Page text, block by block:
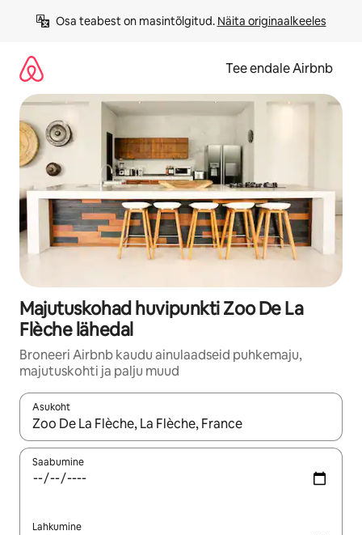
Osa teabest on masintõlgitud. Näita originaalkeeles
Tee endale Airbnb
Majutuskohad huvipunkti Zoo De La
Flèche lähedal
Broneeri Airbnb kaudu ainulaadseid puhkemaju,
majutuskohti ja palju muud
Asukoht
Kui tulemused on kuvatud, liigu ekraanil nooleklahvidega või
Saabumine
Lahkumine